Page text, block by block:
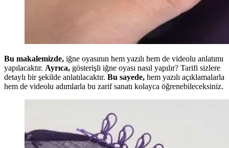
Bu makalemizde, iğne oyasının hem yazılı hem de videolu anlatımı
yapılacaktır. Ayrıca, gösterişli iğne oyası nasıl yapılır? Tarifi sizlere
detaylı bir şekilde anlatılacaktır. Bu sayede, hem yazılı açıklamalarla
hem de videolu adımlarla bu zarif sanatı kolayca öğrenebileceksiniz.